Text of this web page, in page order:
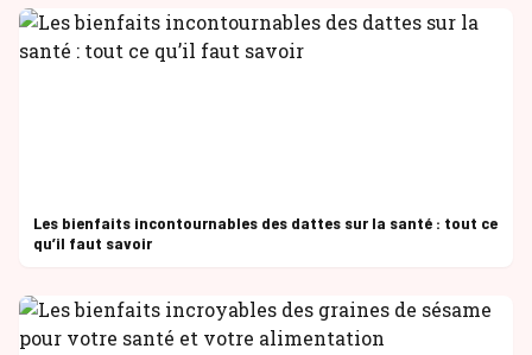
Les bienfaits incontournables des dattes sur la santé : tout ce
qu’il faut savoir